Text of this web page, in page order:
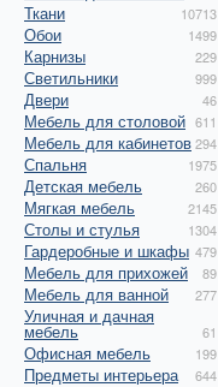
Ткани 10713
Обои 1499
Карнизы 229
Светильники 999
Двери 46
Мебель для столовой 611
Мебель для кабинетов294
Спальня 1975
Детская мебель 260
Мягкая мебель 2145
Столы и стулья 1304
Гардеробные и шкафы 479
Мебель для прихожей 89
Мебель для ванной 277
Уличная и дачная
мебель 61
Офисная мебель 199
Предметы интерьера 644